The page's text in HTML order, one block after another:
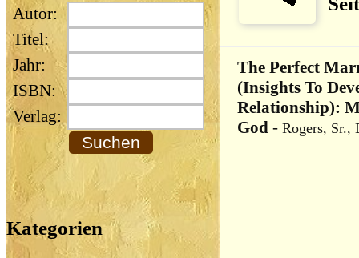
Autor:
Titel:
Jahr:
ISBN:
Verlag:
Kategorien
The Perfect
(Insights To
Relationship):
God - Rogers, Sr.,